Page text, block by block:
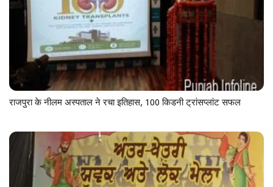
राजपुरा के नीलम अस्पताल ने रचा इतिहास, 100 किडनी ट्रांसप्लांट सफल